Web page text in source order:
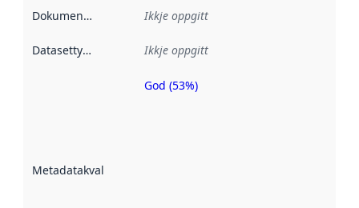
Dokumentasjon Ikkje oppgitt
Datasettype Ikkje oppgitt
Metadatakvalitet
Metadatakvalitet
God (53%)